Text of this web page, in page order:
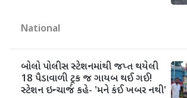
National
બોલો પોલીસ સ્ટેશનમાંથી જપ્ત થયેલી
18 પૈડાવાળી ટ્રક જ ગાયબ થઈ ગઈ!
સ્ટેશન ઇન્ચાર્જ કહે- 'મને કંઈ ખબર નથી'